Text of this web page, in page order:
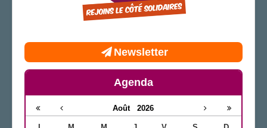
Newsletter
Agenda
Août 2026